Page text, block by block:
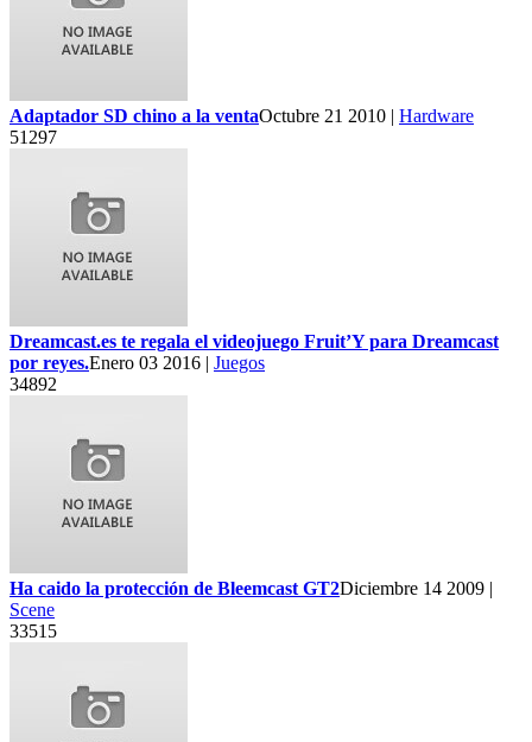
Adaptador SD chino a la ventaOctubre 21 2010 | Hardware
51297
Dreamcast.es te regala el videojuego Fruit’Y para Dreamcast
por reyes.Enero 03 2016 | Juegos
34892
Ha caido la protección de Bleemcast GT2Diciembre 14 2009 |
Scene
33515